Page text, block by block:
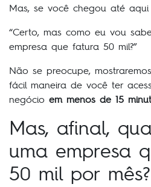
Mas, se você chegou até
“Certo, mas como eu vou
empresa que fatura 50 mil?”
Não se preocupe,
fácil maneira de você ter
negócio em menos de 15
Mas, afinal,
uma empresa
50 mil por mês?